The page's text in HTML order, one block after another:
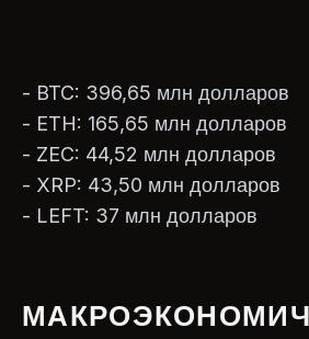
- BTC: 396,65 млн долларов
- ETH: 165,65 млн долларов
- ZEC: 44,52 млн долларов
- XRP: 43,50 млн долларов
- LEFT: 37 млн долларов